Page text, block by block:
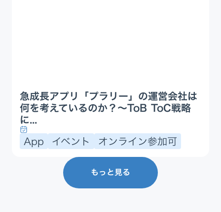
急成長アプリ「プラリー」の運営会社は
何を考えているのか？〜ToB ToC戦略
に...
App イベント オンライン参加可
もっと見る